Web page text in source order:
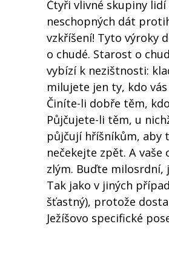
Čtyři vlivné skupiny
neschopných dát
vzkříšení! Tyto výroky
o chudé. Starost o
vybízí k nezištnosti:
milujete jen ty, kdo
Činíte-li dobře těm,
Půjčujete-li těm, u
půjčují hříšníkům, aby
nečekejte zpět. A
zlým. Buďte milosrdní,
Tak jako v jiných
šťastný), protože
Ježíšovo specifické